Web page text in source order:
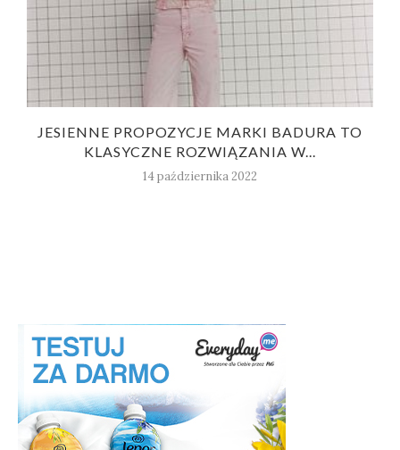
JESIENNE PROPOZYCJE MARKI BADURA TO
KLASYCZNE ROZWIĄZANIA W...
14 października 2022